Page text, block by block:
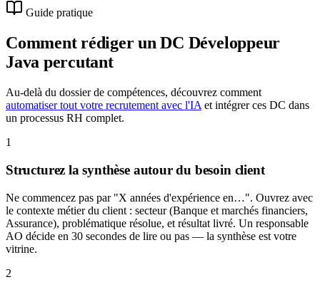
Guide pratique
Comment rédiger un DC Développeur
Java percutant
Au-delà du dossier de compétences, découvrez comment
automatiser tout votre recrutement avec l'IA et intégrer ces DC dans
un processus RH complet.
1
Structurez la synthèse autour du besoin client
Ne commencez pas par "X années d'expérience en…". Ouvrez avec
le contexte métier du client : secteur (Banque et marchés financiers,
Assurance), problématique résolue, et résultat livré. Un responsable
AO décide en 30 secondes de lire ou pas — la synthèse est votre
vitrine.
2